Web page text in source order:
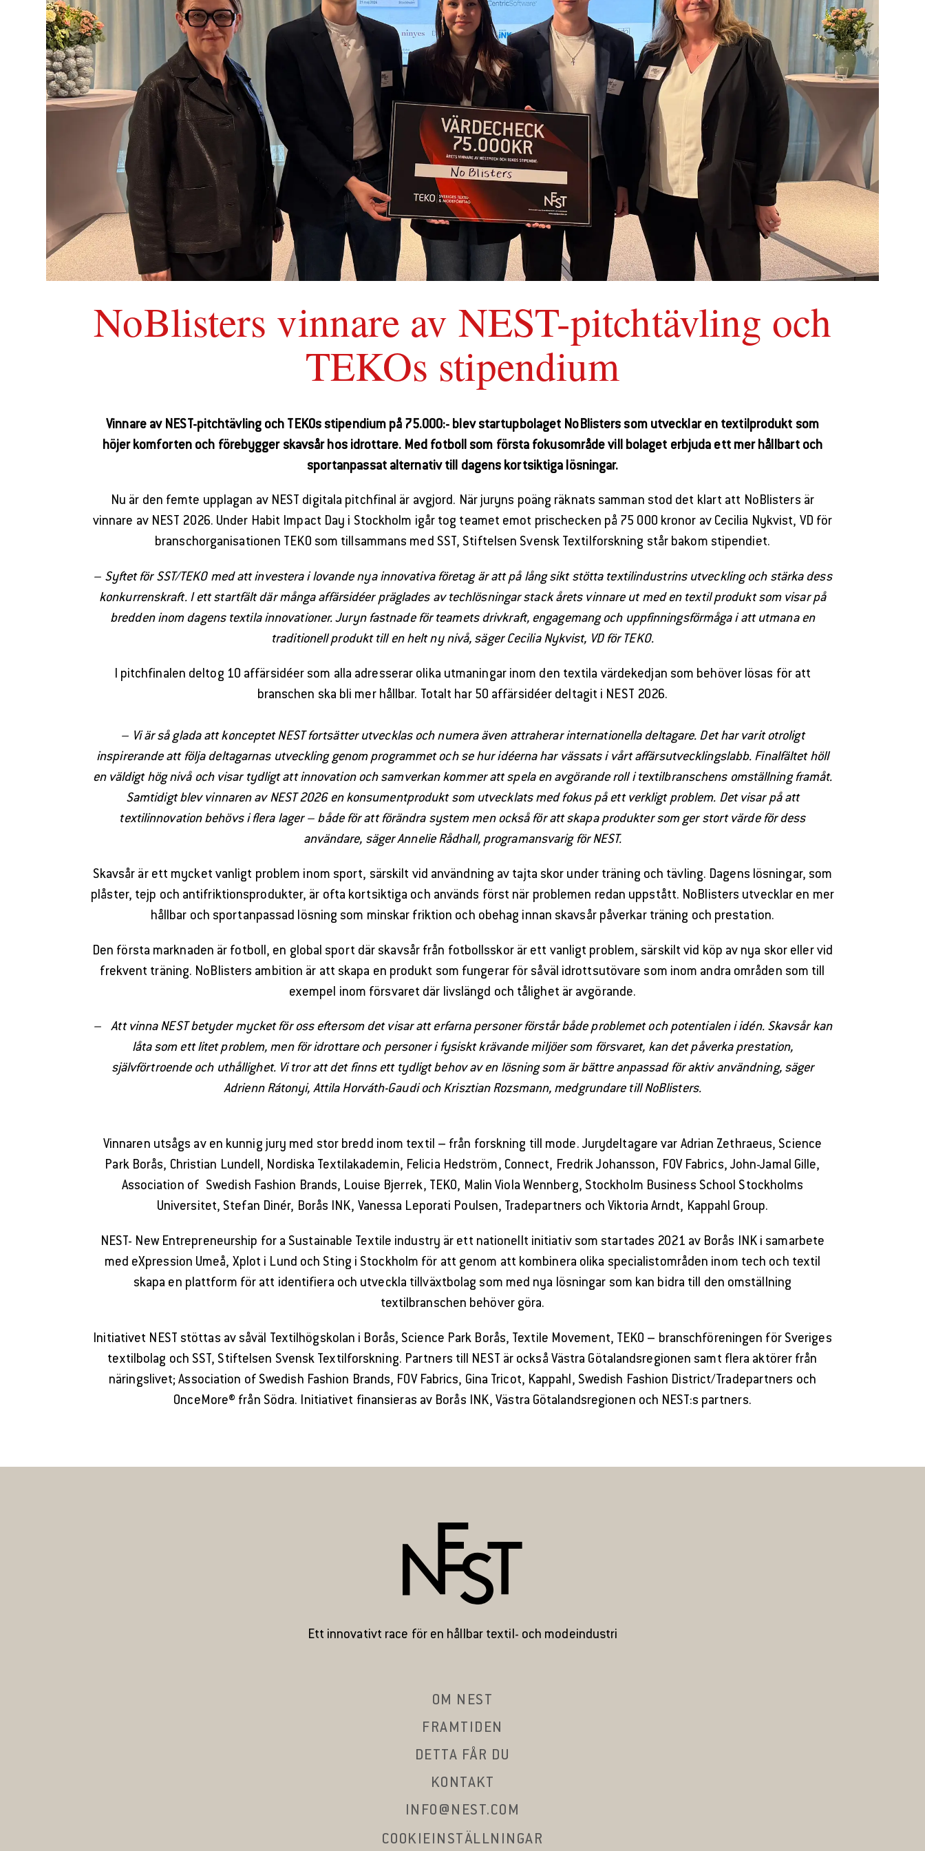
NoBlisters vinnare av NEST-pitchtävling och
TEKOs stipendium
Vinnare av NEST-pitchtävling och TEKOs stipendium på 75.000:- blev startupbolaget NoBlisters som utvecklar en textilprodukt som
höjer komforten och förebygger skavsår hos idrottare. Med fotboll som första fokusområde vill bolaget erbjuda ett mer hållbart och
sportanpassat alternativ till dagens kortsiktiga lösningar.
Nu är den femte upplagan av NEST digitala pitchfinal är avgjord. När juryns poäng räknats samman stod det klart att NoBlisters är
vinnare av NEST 2026. Under Habit Impact Day i Stockholm igår tog teamet emot prischecken på 75 000 kronor av Cecilia Nykvist, VD för
branschorganisationen TEKO som tillsammans med SST, Stiftelsen Svensk Textilforskning står bakom stipendiet.
– Syftet för SST/TEKO med att investera i lovande nya innovativa företag är att på lång sikt stötta textilindustrins utveckling och stärka dess
konkurrenskraft. I ett startfält där många affärsidéer präglades av techlösningar stack årets vinnare ut med en textil produkt som visar på
bredden inom dagens textila innovationer. Juryn fastnade för teamets drivkraft, engagemang och uppfinningsförmåga i att utmana en
traditionell produkt till en helt ny nivå, säger Cecilia Nykvist, VD för TEKO.
I pitchfinalen deltog 10 affärsidéer som alla adresserar olika utmaningar inom den textila värdekedjan som behöver lösas för att
branschen ska bli mer hållbar. Totalt har 50 affärsidéer deltagit i NEST 2026.
– Vi är så glada att konceptet NEST fortsätter utvecklas och numera även attraherar internationella deltagare. Det har varit otroligt
inspirerande att följa deltagarnas utveckling genom programmet och se hur idéerna har vässats i vårt affärsutvecklingslabb. Finalfältet höll
en väldigt hög nivå och visar tydligt att innovation och samverkan kommer att spela en avgörande roll i textilbranschens omställning framåt.
Samtidigt blev vinnaren av NEST 2026 en konsumentprodukt som utvecklats med fokus på ett verkligt problem. Det visar på att
textilinnovation behövs i flera lager – både för att förändra system men också för att skapa produkter som ger stort värde för dess
användare, säger Annelie Rådhall, programansvarig för NEST.
Skavsår är ett mycket vanligt problem inom sport, särskilt vid användning av tajta skor under träning och tävling. Dagens lösningar, som
plåster, tejp och antifriktionsprodukter, är ofta kortsiktiga och används först när problemen redan uppstått. NoBlisters utvecklar en mer
hållbar och sportanpassad lösning som minskar friktion och obehag innan skavsår påverkar träning och prestation.
Den första marknaden är fotboll, en global sport där skavsår från fotbollsskor är ett vanligt problem, särskilt vid köp av nya skor eller vid
frekvent träning. NoBlisters ambition är att skapa en produkt som fungerar för såväl idrottsutövare som inom andra områden som till
exempel inom försvaret där livslängd och tålighet är avgörande.
– Att vinna NEST betyder mycket för oss eftersom det visar att erfarna personer förstår både problemet och potentialen i idén. Skavsår kan
låta som ett litet problem, men för idrottare och personer i fysiskt krävande miljöer som försvaret, kan det påverka prestation,
självförtroende och uthållighet. Vi tror att det finns ett tydligt behov av en lösning som är bättre anpassad för aktiv användning, säger
Adrienn Rátonyi, Attila Horváth-Gaudi och Krisztian Rozsmann, medgrundare till NoBlisters.
Vinnaren utsågs av en kunnig jury med stor bredd inom textil – från forskning till mode. Jurydeltagare var Adrian Zethraeus, Science
Park Borås, Christian Lundell, Nordiska Textilakademin, Felicia Hedström, Connect, Fredrik Johansson, FOV Fabrics, John-Jamal Gille,
Association of Swedish Fashion Brands, Louise Bjerrek, TEKO, Malin Viola Wennberg, Stockholm Business School Stockholms
Universitet, Stefan Dinér, Borås INK, Vanessa Leporati Poulsen, Tradepartners och Viktoria Arndt, Kappahl Group.
NEST- New Entrepreneurship for a Sustainable Textile industry är ett nationellt initiativ som startades 2021 av Borås INK i samarbete
med eXpression Umeå, Xplot i Lund och Sting i Stockholm för att genom att kombinera olika specialistområden inom tech och textil
skapa en plattform för att identifiera och utveckla tillväxtbolag som med nya lösningar som kan bidra till den omställning
textilbranschen behöver göra.
Initiativet NEST stöttas av såväl Textilhögskolan i Borås, Science Park Borås, Textile Movement, TEKO – branschföreningen för Sveriges
textilbolag och SST, Stiftelsen Svensk Textilforskning. Partners till NEST är också Västra Götalandsregionen samt flera aktörer från
näringslivet; Association of Swedish Fashion Brands, FOV Fabrics, Gina Tricot, Kappahl, Swedish Fashion District/Tradepartners och
OnceMore® från Södra. Initiativet finansieras av Borås INK, Västra Götalandsregionen och NEST:s partners.
Ett innovativt race för en hållbar textil- och modeindustri
OM NEST
FRAMTIDEN
DETTA FÅR DU
KONTAKT
INFO@NEST.COM
COOKIEINSTÄLLNINGAR